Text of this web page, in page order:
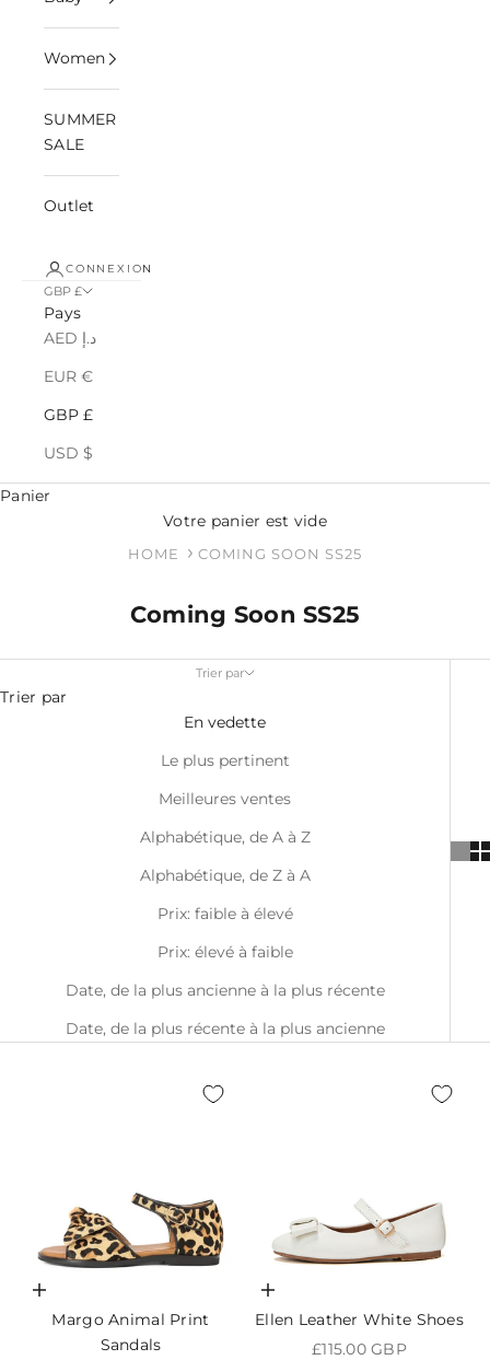
Women
SUMMER
SALE
Outlet
CONNEXION
GBP £
Pays
AED د.إ
EUR €
GBP £
USD $
Panier
Votre panier est vide
HOME COMING SOON SS25
Coming Soon SS25
Trier par
Trier par
En vedette
Le plus pertinent
Meilleures ventes
Alphabétique, de A à Z
Alphabétique, de Z à A
Prix: faible à élevé
Prix: élevé à faible
Date, de la plus ancienne à la plus récente
Date, de la plus récente à la plus ancienne
Choisir les options
Margo Animal Print
Sandals
Choisir les options
Ellen Leather White Shoes
Prix de vente
£115.00 GBP